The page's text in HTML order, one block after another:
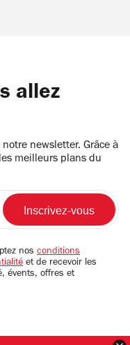
allez
newsletter. Grâce à
meilleurs plans du
nos conditions
et de recevoir les
évents, offres et